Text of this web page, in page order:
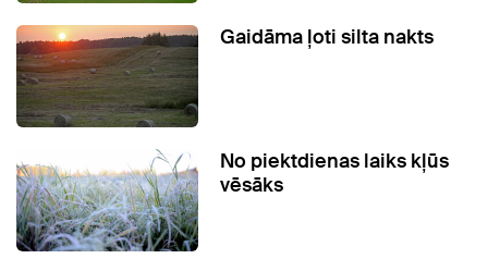
Gaidāma ļoti silta nakts
No piektdienas laiks kļūs
vēsāks